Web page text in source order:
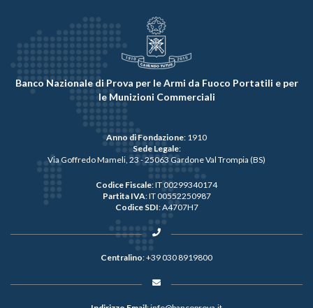
Banco Nazionale di Prova per le Armi da Fuoco Portatili e per
le Munizioni Commerciali
Anno di Fondazione: 1910
Sede Legale:
Via Goffredo Mameli, 23 - 25063 Gardone Val Trompia (BS)
Codice Fiscale: IT 00299340174
Partita IVA: IT 00552250987
Codice SDI: A4707H7
Centralino:+39 030 8919800